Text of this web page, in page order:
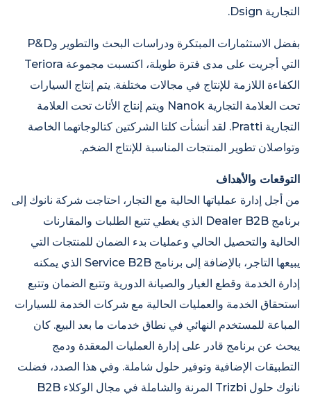
التجارية Dsign.
بفضل الاستثمارات المبتكرة ودراسات البحث والتطوير وP&D
التي أجريت على مدى فترة طويلة، اكتسبت مجموعة Teriora
الكفاءة اللازمة للإنتاج في مجالات مختلفة. يتم إنتاج السيارات
تحت العلامة التجارية Nanok ويتم إنتاج الأثاث تحت العلامة
التجارية Pratti. لقد أنشأت كلتا الشركتين كتالوجاتهما الخاصة
وتواصلان تطوير المنتجات المناسبة للإنتاج الضخم.
التوقعات والأهداف
من أجل إدارة عملياتها الحالية مع التجار، احتاجت شركة نانوك إلى
برنامج Dealer B2B الذي يغطي تتبع الطلبات والمقارنات
الحالية والتحصيل الحالي وعمليات بدء الضمان للمنتجات التي
يبيعها التاجر، بالإضافة إلى برنامج Service B2B الذي يمكنه
إدارة الخدمة وقطع الغيار والصيانة الدورية وتتبع الضمان وتتبع
استحقاق الخدمة والعمليات الحالية مع شركات الخدمة للسيارات
المباعة للمستخدم النهائي في نطاق خدمات ما بعد البيع. كان
يبحث عن برنامج قادر على إدارة العمليات المعقدة ودمج
التطبيقات الإضافية وتوفير حلول شاملة. وفي هذا الصدد، فضلت
نانوك حلول Trizbi المرنة والشاملة في مجال الوكلاء B2B